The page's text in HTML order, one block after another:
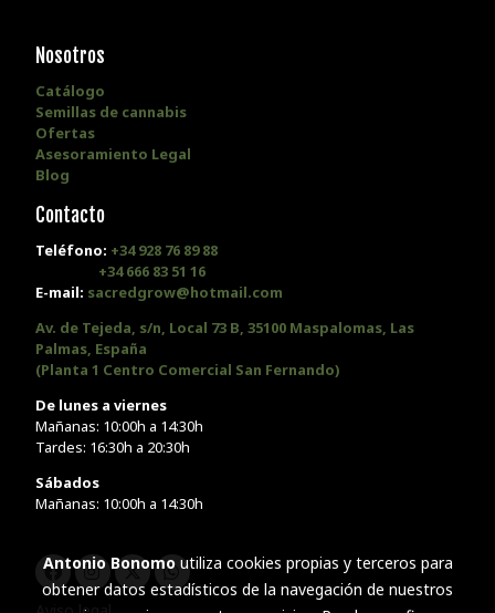
Nosotros
Catálogo
Semillas de cannabis
Ofertas
Asesoramiento Legal
Blog
Contacto
Teléfono: +34 928 76 89 88
+34 666 83 51 16
E-mail: sacredgrow@hotmail.com
Av. de Tejeda, s/n, Local 73 B, 35100 Maspalomas, Las
Palmas, España
(Planta 1 Centro Comercial San Fernando)
De lunes a viernes
Mañanas: 10:00h a 14:30h
Tardes: 16:30h a 20:30h
Sábados
Mañanas: 10:00h a 14:30h
Antonio Bonomoutiliza cookies propias y terceros para
obtener datos estadísticos de la navegación de nuestros